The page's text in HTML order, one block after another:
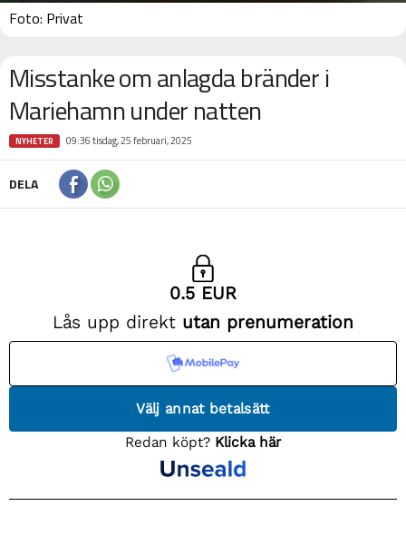
Foto: Privat
Misstanke om anlagda bränder i
Mariehamn under natten
NYHETER 09:36 tisdag, 25 februari, 2025
DELA